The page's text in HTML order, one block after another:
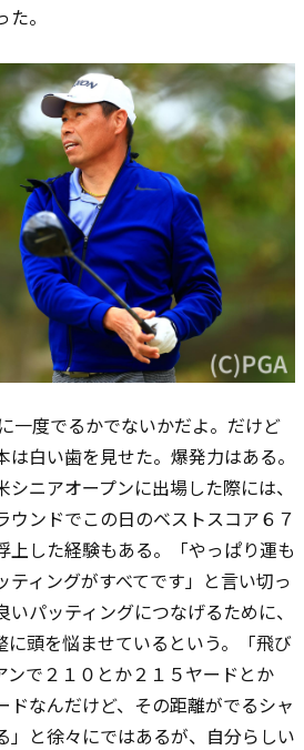
。
一度でるかでないかだよ。だけど
白い歯を見せた。爆発力はある。
ニアオープンに出場した際には、
ウンドでこの日のベストスコア６７
上した経験もある。「やっぱり運も
ティングがすべてです」と言い切っ
パッティングにつなげるために、
に頭を悩ませているという。「飛び
ンで２１０とか２１５ヤードとか
ドなんだけど、その距離がでるシャ
」と徐々にではあるが、自分らしい